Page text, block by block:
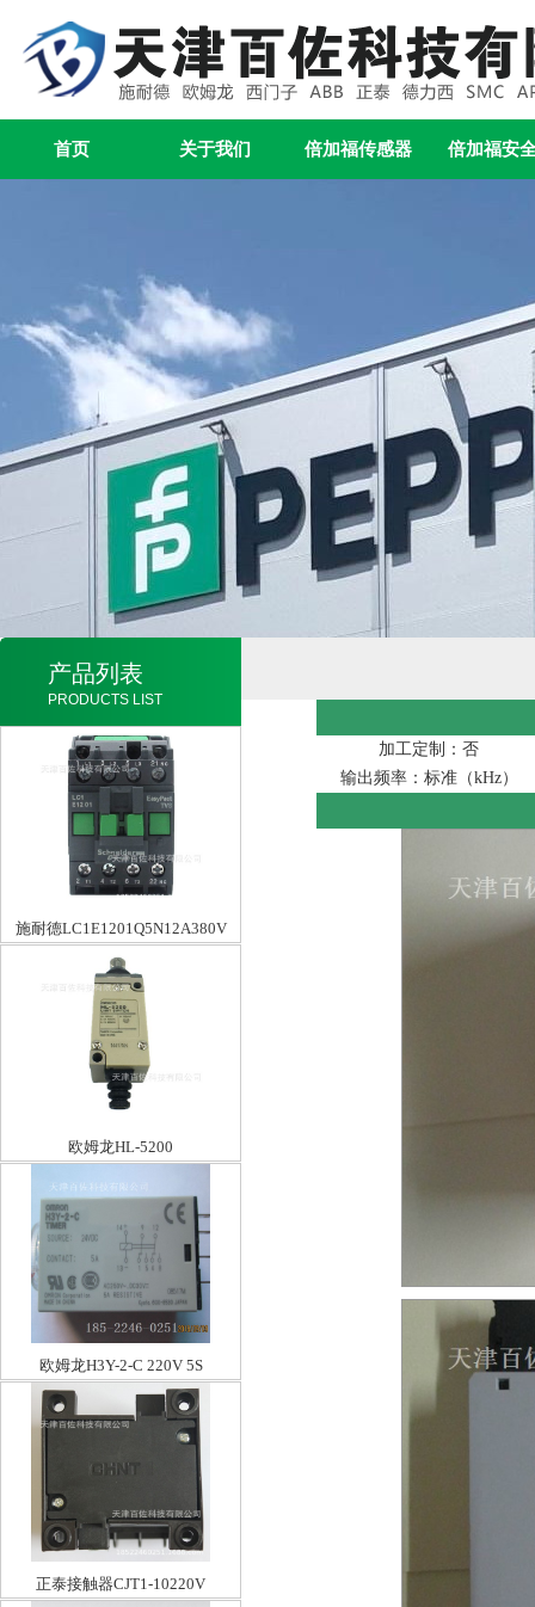
首页 关于我们 倍加福传感器 倍加福安
产品列表
PRODUCTS LIST
施耐德LC1E1201Q5N12A380V
欧姆龙HL-5200
欧姆龙H3Y-2-C 220V 5S
正泰接触器CJT1-10220V
加工定制：否
输出频率：标准（kHz）